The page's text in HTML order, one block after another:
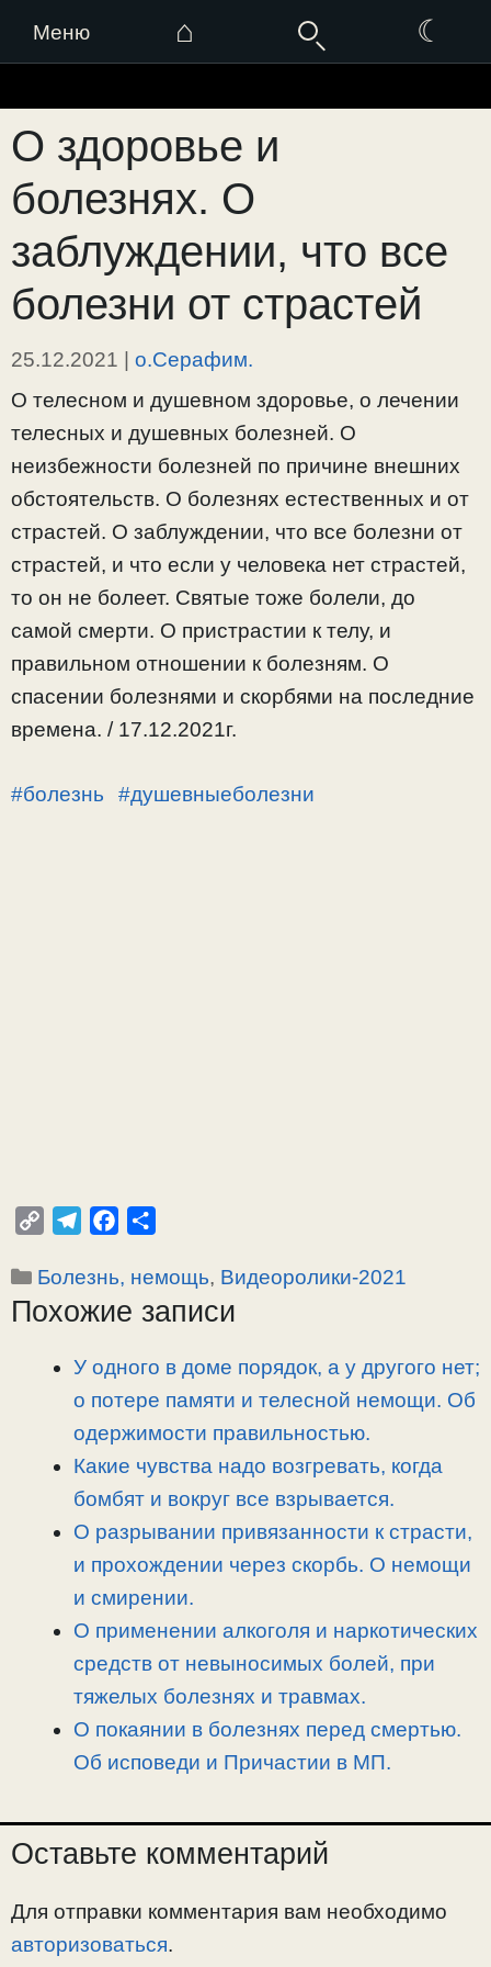
Меню ⌂ ☾
к
содержимому
О здоровье и
болезнях. О
заблуждении, что все
болезни от страстей
25.12.2021 | о.Серафим.
О телесном и душевном здоровье, о лечении
телесных и душевных болезней. О
неизбежности болезней по причине внешних
обстоятельств. О болезнях естественных и от
страстей. О заблуждении, что все болезни от
страстей, и что если у человека нет страстей,
то он не болеет. Святые тоже болели, до
самой смерти. О пристрастии к телу, и
правильном отношении к болезням. О
спасении болезнями и скорбями на последние
времена. / 17.12.2021г.
#болезнь #душевныеболезни
p
y
l
e
r
e
o
п
р
в
Рубрики
Болезнь, немощь, Видеоролики-2021
Похожие записи
У одного в доме порядок, а у другого нет;
о потере памяти и телесной немощи. Об
одержимости правильностью.
Какие чувства надо возгревать, когда
бомбят и вокруг все взрывается.
О разрывании привязанности к страсти,
и прохождении через скорбь. О немощи
и смирении.
О применении алкоголя и наркотических
средств от невыносимых болей, при
тяжелых болезнях и травмах.
О покаянии в болезнях перед смертью.
Об исповеди и Причастии в МП.
Оставьте комментарий
Для отправки комментария вам необходимо
авторизоваться.